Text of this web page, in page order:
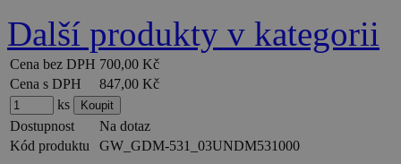
Další produkty v kategorii
Cena bez DPH 700,00 Kč
Cena s DPH
847,00 Kč
ks
Dostupnost
Na dotaz
Kód produktu
GW_GDM-531_03UNDM531000